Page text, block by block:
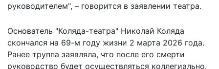
руководителем", – говорится в заявлении театра.
Основатель "Коляда-театра" Николай Коляда
скончался на 69-м году жизни 2 марта 2026 года.
Ранее труппа заявляла, что после его смерти
руководство будет осуществляться коллегиально.